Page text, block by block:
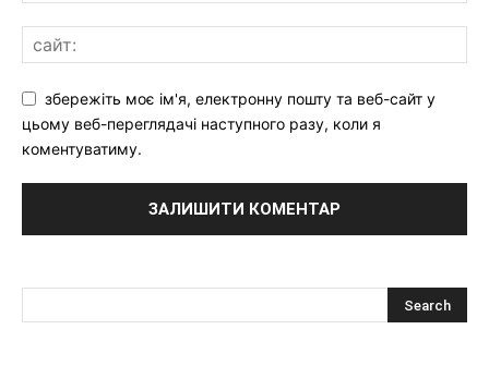
збережіть моє ім'я, електронну пошту та веб-сайт у
цьому веб-переглядачі наступного разу, коли я
коментуватиму.